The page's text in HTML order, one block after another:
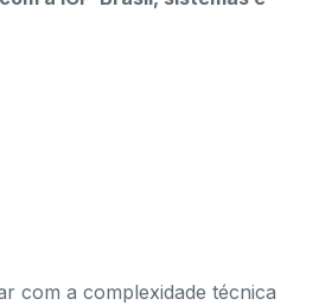
com a complexidade técnica